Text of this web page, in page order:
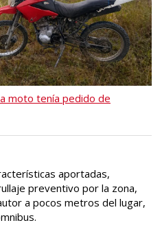
moto tenía pedido de
aportadas,
preventivo por la zona,
a pocos metros del lugar,